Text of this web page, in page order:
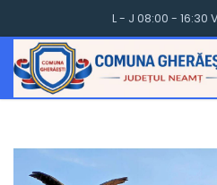
L - J 08:00 - 16:30